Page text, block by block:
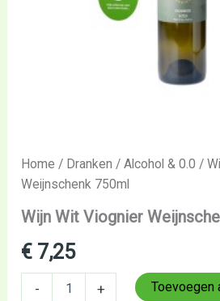
Home / Dranken /Alcohol & 0.0 /
Weijnschenk 750ml
Wijn Wit Viognier
€ 7,25
- + Toevoegen